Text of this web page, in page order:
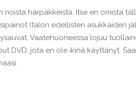
noista härpäkkeistä. Itse en omista
(talon edellisten asukkaiden
Vaatehuoneessa lojuu
DVD, jota en ole ikinä käyttänyt.